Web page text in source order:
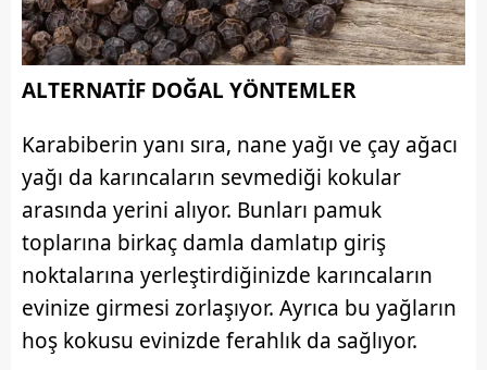
vasıtasıyla belirleyebilirsiniz. Çerezlere ilişkin detaylı bilgi
için Ayarlar butonuna tıklayabilir,Çerez Bilgilendirme
Metnimiziziyaret edebilirsiniz.
hazırlanmış Aydınlatma Metnimizi okumak ve sitemizde
ilgili mevzuata uygun olarak kullanılan çerezlerle ilgili bilgi
almak için lütfentıklayınız
ALTERNATİF DOĞAL YÖNTEMLER
Karabiberin yanı sıra, nane yağı ve çay ağacı
yağı da karıncaların sevmediği kokular
arasında yerini alıyor. Bunları pamuk
toplarına birkaç damla damlatıp giriş
noktalarına yerleştirdiğinizde karıncaların
evinize girmesi zorlaşıyor. Ayrıca bu yağların
hoş kokusu evinizde ferahlık da sağlıyor.